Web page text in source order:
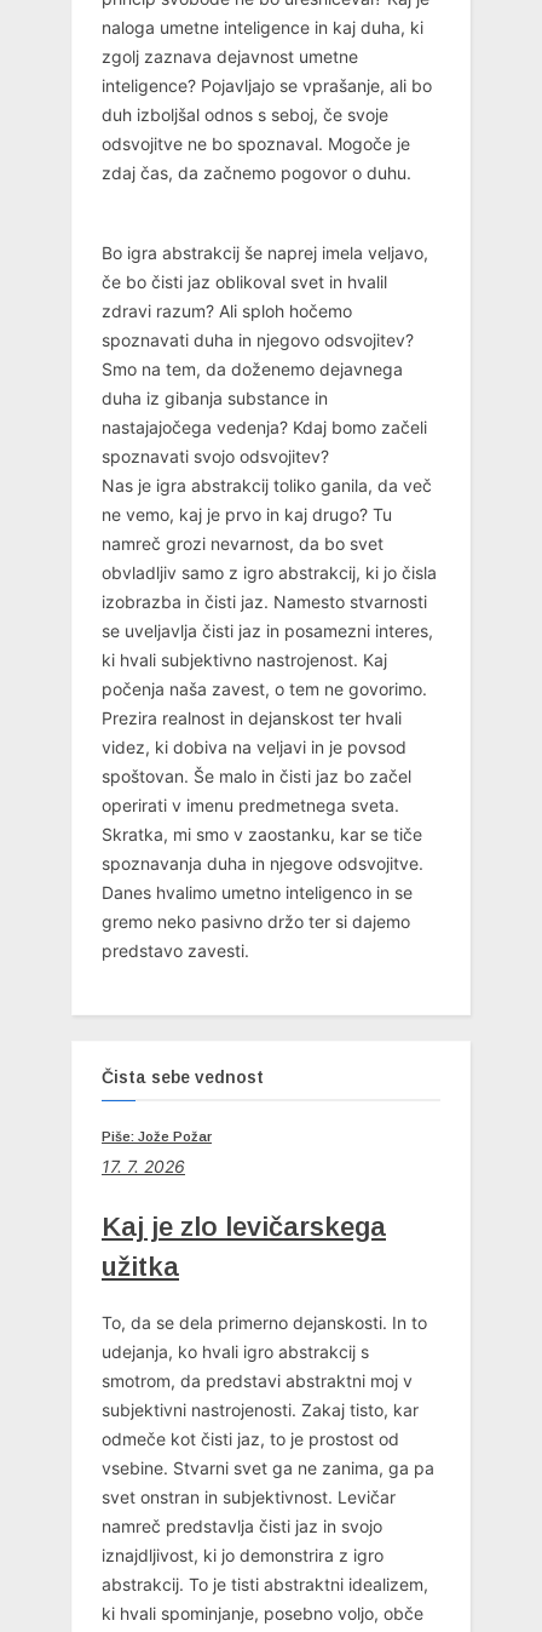
naloga umetne inteligence in kaj duha, ki
zgolj zaznava dejavnost umetne
inteligence? Pojavljajo se vprašanje, ali bo
duh izboljšal odnos s seboj, če svoje
odsvojitve ne bo spoznaval. Mogoče je
zdaj čas, da začnemo pogovor o duhu.
Bo igra abstrakcij še naprej imela veljavo,
če bo čisti jaz oblikoval svet in hvalil
zdravi razum? Ali sploh hočemo
spoznavati duha in njegovo odsvojitev?
Smo na tem, da doženemo dejavnega
duha iz gibanja substance in
nastajajočega vedenja? Kdaj bomo začeli
spoznavati svojo odsvojitev?
Nas je igra abstrakcij toliko ganila, da več
ne vemo, kaj je prvo in kaj drugo? Tu
namreč grozi nevarnost, da bo svet
obvladljiv samo z igro abstrakcij, ki jo čisla
izobrazba in čisti jaz. Namesto stvarnosti
se uveljavlja čisti jaz in posamezni interes,
ki hvali subjektivno nastrojenost. Kaj
počenja naša zavest, o tem ne govorimo.
Prezira realnost in dejanskost ter hvali
videz, ki dobiva na veljavi in je povsod
spoštovan. Še malo in čisti jaz bo začel
operirati v imenu predmetnega sveta.
Skratka, mi smo v zaostanku, kar se tiče
spoznavanja duha in njegove odsvojitve.
Danes hvalimo umetno inteligenco in se
gremo neko pasivno držo ter si dajemo
predstavo zavesti.
Čista sebe vednost
Piše: Jože Požar
17. 7. 2026
Kaj je zlo levičarskega
užitka
To, da se dela primerno dejanskosti. In to
udejanja, ko hvali igro abstrakcij s
smotrom, da predstavi abstraktni moj v
subjektivni nastrojenosti. Zakaj tisto, kar
odmeče kot čisti jaz, to je prostost od
vsebine. Stvarni svet ga ne zanima, ga pa
svet onstran in subjektivnost. Levičar
namreč predstavlja čisti jaz in svojo
iznajdljivost, ki jo demonstrira z igro
abstrakcij. To je tisti abstraktni idealizem,
ki hvali spominjanje, posebno voljo, obče